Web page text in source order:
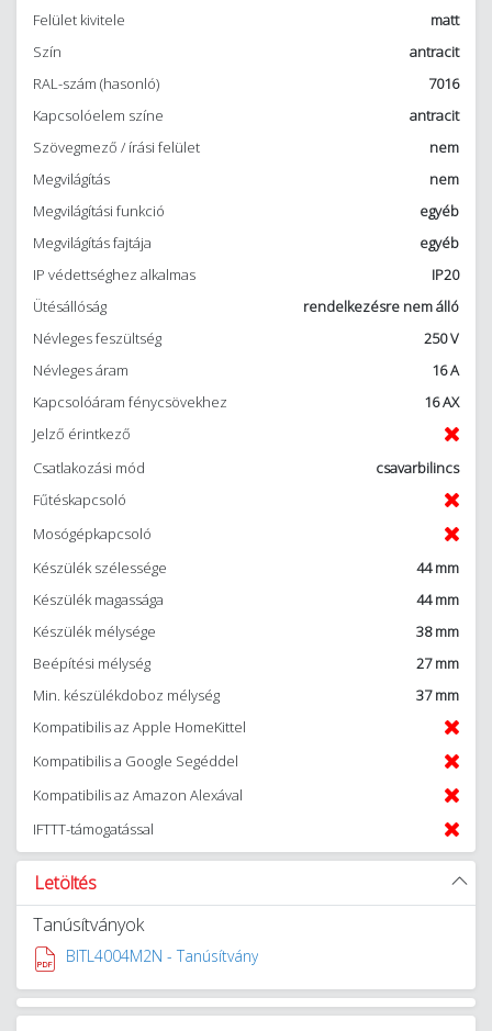
Felület kivitele
matt
Szín
antracit
RAL-szám (hasonló)
7016
Kapcsolóelem színe
antracit
Szövegmező / írási felület
nem
Megvilágítás
nem
Megvilágítási funkció
egyéb
Megvilágítás fajtája
egyéb
IP védettséghez alkalmas
IP20
Ütésállóság
rendelkezésre nem álló
Névleges feszültség
250 V
Névleges áram
16 A
Kapcsolóáram fénycsövekhez
16 AX
Jelző érintkező
Csatlakozási mód
csavarbilincs
Fűtéskapcsoló
Mosógépkapcsoló
Készülék szélessége
44 mm
Készülék magassága
44 mm
Készülék mélysége
38 mm
Beépítési mélység
27 mm
Min. készülékdoboz mélység
37 mm
Kompatibilis az Apple HomeKittel
Kompatibilis a Google Segéddel
Kompatibilis az Amazon Alexával
IFTTT-támogatással
Letöltés
Tanúsítványok
BITL4004M2N - Tanúsítvány